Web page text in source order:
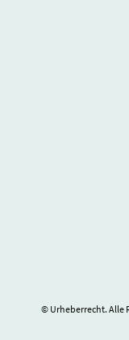
© Urheberrecht. Alle